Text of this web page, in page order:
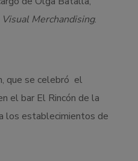
Visual Merchandising.
que se celebró el
el bar El Rincón de la
los establecimientos de